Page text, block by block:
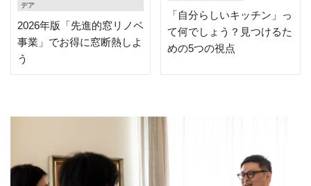
デア
2026年版「先進的窓リノベ
事業」でお得に窓断熱しよ
う
「自分らしいキッチン」っ
て何でしょう？見つけるた
めの5つの視点